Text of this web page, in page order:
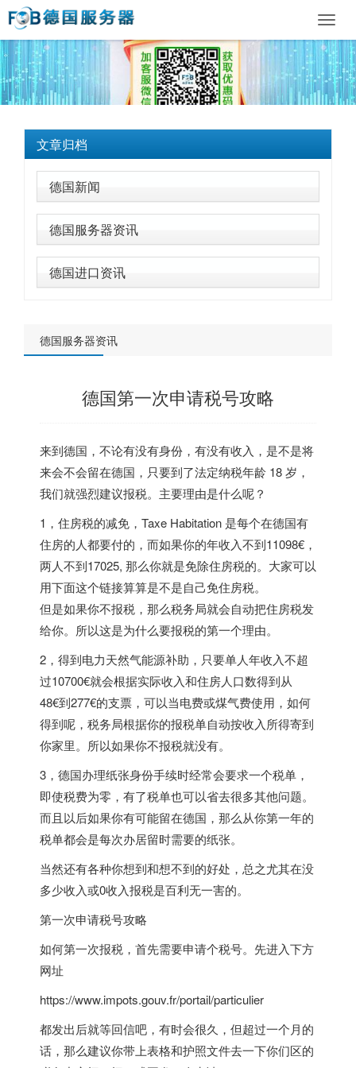
文章归档
德国新闻
德国服务器资讯
德国进口资讯
德国服务器资讯
德国第一次申请税号攻略
来到德国，不论有没有身份，有没有收入，是不是将
来会不会留在德国，只要到了法定纳税年龄 18 岁，
我们就强烈建议报税。主要理由是什么呢？
1，住房税的减免，Taxe Habitation 是每个在德国有
住房的人都要付的，而如果你的年收入不到11098€，
两人不到17025, 那么你就是免除住房税的。大家可以
用下面这个链接算算是不是自己免住房税。
但是如果你不报税，那么税务局就会自动把住房税发
给你。所以这是为什么要报税的第一个理由。
2，得到电力天然气能源补助，只要单人年收入不超
过10700€就会根据实际收入和住房人口数得到从
48€到277€的支票，可以当电费或煤气费使用，如何
得到呢，税务局根据你的报税单自动按收入所得寄到
你家里。所以如果你不报税就没有。
3，德国办理纸张身份手续时经常会要求一个税单，
即使税费为零，有了税单也可以省去很多其他问题。
而且以后如果你有可能留在德国，那么从你第一年的
税单都会是每次办居留时需要的纸张。
当然还有各种你想到和想不到的好处，总之尤其在没
多少收入或0收入报税是百利无一害的。
第一次申请税号攻略
如何第一次报税，首先需要申请个税号。先进入下方
网址
https://www.impots.gouv.fr/portail/particulier
都发出后就等回信吧，有时会很久，但超过一个月的
话，那么建议你带上表格和护照文件去一下你们区的